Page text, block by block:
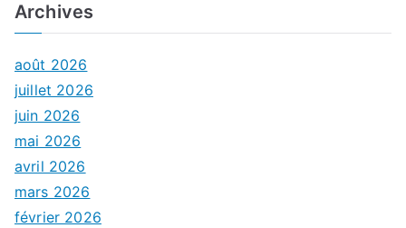
Archives
août 2026
juillet 2026
juin 2026
mai 2026
avril 2026
mars 2026
février 2026